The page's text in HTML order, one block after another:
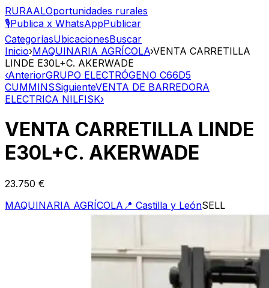
RURAALOportunidades rurales
🎙️Publica x WhatsAppPublicar
CategoríasUbicacionesBuscar
Inicio›MAQUINARIA AGRÍCOLA›VENTA CARRETILLA
LINDE E30L+C. AKERWADE
‹AnteriorGRUPO ELECTRÓGENO C66D5
CUMMINSSiguienteVENTA DE BARREDORA
ELECTRICA NILFISK›
VENTA CARRETILLA LINDE
E30L+C. AKERWADE
23.750 €
MAQUINARIA AGRÍCOLA 📍 Castilla y LeónSELL